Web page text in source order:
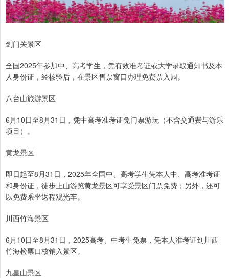
剑门关景区
全国2025年参加中、高考学生，凭有效准考证或大学录取通知书及本
人身份证，经核验后，在景区售票窗口办理免费票入园。
八台山旅游景区
6月10日至8月31日，凭中高考准考证免门票游玩（不含交通费与游乐
项目）。
黄龙景区
即日起至8月31日，2025年全国中、高考学生凭本人中、高考准考证
和身份证，徒步上山游览黄龙景区可享受景区门票免费；另外，还可
以免费乘坐返程观光车。
川西竹海景区
6月10日至8月31日，2025高考、中考生免票，凭本人准考证到川西
竹海检票口核销入景区。
九皇山景区